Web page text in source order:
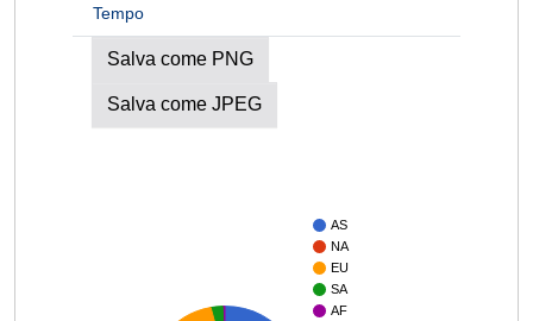
Tempo
Salva come PNG
Salva come JPEG
AS
NA
EU
SA
AF